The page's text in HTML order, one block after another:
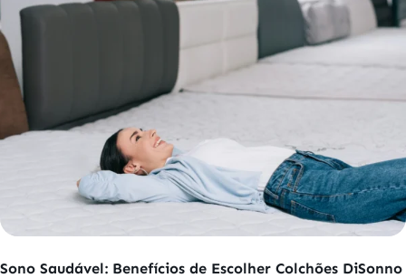
Sono Saudável: Benefícios de Escolher Colchões DiSonno